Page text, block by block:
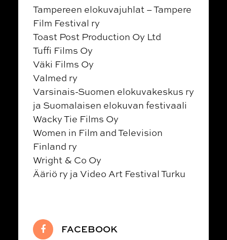
Tampereen elokuvajuhlat – Tampere
Film Festival ry
Toast Post Production Oy Ltd
Tuffi Films Oy
Väki Films Oy
Valmed ry
Varsinais-Suomen elokuvakeskus ry
ja Suomalaisen elokuvan festivaali
Wacky Tie Films Oy
Women in Film and Television
Finland ry
Wright & Co Oy
Ääriö ry ja Video Art Festival Turku
FACEBOOK